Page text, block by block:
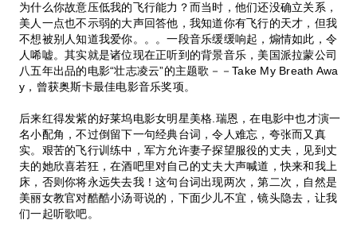
为什么你故意压低我的飞行能力？而当时，他们还没确立关系，
美人一点也不示弱的大声回答他，我知道你有飞行的天才，但我
不想被别人知道我爱你。。。一段音乐缓缓响起，煽情如此，令
人唏嘘。其实就是诸位现在正听到的背景音乐，美国派拉蒙公司
八五年出品的电影“壮志凌云”的主题歌－－Take My Breath Awa
y，曾获奥斯卡最佳电影音乐奖项。
后来红得发紫的好莱坞电影女明星美格.瑞恩，在电影中也才演一
名小配角，不过倒留下一句经典台词，令人难忘，夸张而又真
实。艰苦的飞行训练中，军方允许妻子探望服役的丈夫，见到丈
夫的她欣喜若狂，在酒吧里对自己的丈夫大声喊道，快来和我上
床，否则你将永远失去我！这句台词出现两次，第二次，自然是
美丽女教官对酷酷小汤哥说的，下面少儿不宜，镜头隐去，让我
们一起听歌吧。